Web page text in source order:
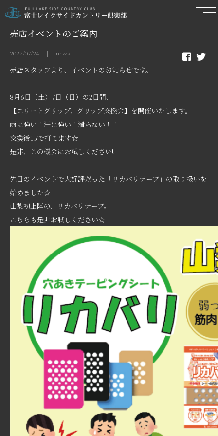
売店イベントのご案内
2022/07/24 | news
売店スタッフより、イベントのお知らせです。
8月6日（土）7日（日）の2日間、
【エリートグリップ、グリップ交換会】を開催いたします。
雨に強い！汗に強い！滑らない！！
交換後15で打てます☆
是非、この機会にお試しください!!
先日のイベントで大好評だった「リカバリテープ」の取り扱いを
始めました☆
山梨初上陸の、リカバリテープ。
こちらも是非お試しください☆